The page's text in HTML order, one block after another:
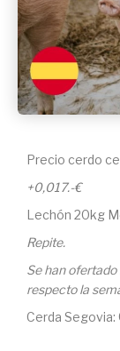
Precio cerdo
+0,017.-€
Lechón 20kg
Repite.
Se han
respecto la
Cerda Segovia: